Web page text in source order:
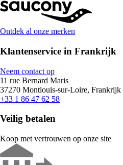
Ontdek al onze merken
Klantenservice in Frankrijk
Neem contact op
11 rue Bernard Maris
37270 Montlouis-sur-Loire, Frankrijk
+33 1 86 47 62 58
Veilig betalen
Koop met vertrouwen op onze site